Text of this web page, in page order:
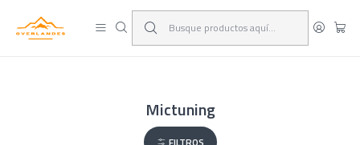
¡Viaja y deja las excusas!
Mictuning